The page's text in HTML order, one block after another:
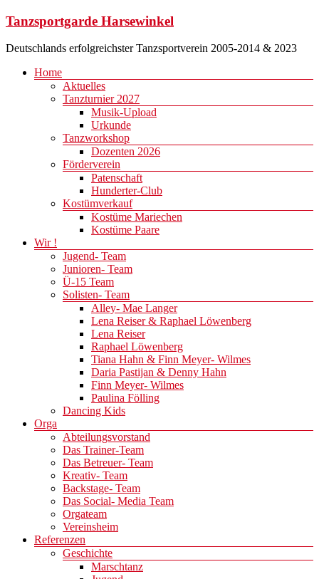
Zum
springen
Tanzsportgarde Harsewinkel
Deutschlands erfolgreichster Tanzsportverein 2005-2014 & 2023
Menü
Home
Aktuelles
Tanzturnier 2027
Musik-Upload
Urkunde
Tanzworkshop
Dozenten 2026
Förderverein
Patenschaft
Hunderter-Club
Kostümverkauf
Kostüme Mariechen
Kostüme Paare
Wir !
Jugend- Team
Junioren- Team
Ü-15 Team
Solisten- Team
Alley- Mae Langer
Lena Reiser & Raphael Löwenberg
Lena Reiser
Raphael Löwenberg
Tiana Hahn & Finn Meyer- Wilmes
Daria Pastijan & Denny Hahn
Finn Meyer- Wilmes
Paulina Fölling
Dancing Kids
Orga
Abteilungsvorstand
Das Trainer-Team
Das Betreuer- Team
Kreativ- Team
Backstage- Team
Das Social- Media Team
Orgateam
Vereinsheim
Referenzen
Geschichte
Marschtanz